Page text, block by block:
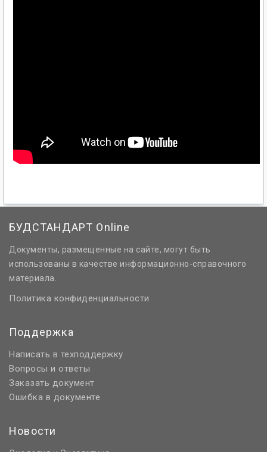
БУДСТАНДАРТ Online
Документы, размещенные на сайте, могут быть
использованы в качестве информационно-справочного
материала.
Политика конфиденциальности
Поддержка
Написать в техподдержку
Вопросы и ответы
Заказать документ
Ошибка в документе
Новости